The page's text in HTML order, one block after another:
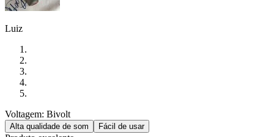
Luiz
Voltagem: Bivolt
Alta qualidade de som Fácil de usar